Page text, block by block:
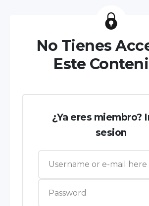
No Tienes
Este
¿Ya eres miembro?
sesion